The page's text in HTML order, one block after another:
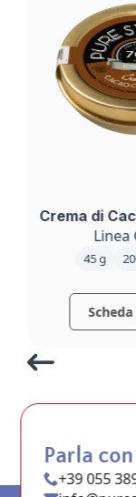
Crema di
Linea
45 g
Parla
+39 055